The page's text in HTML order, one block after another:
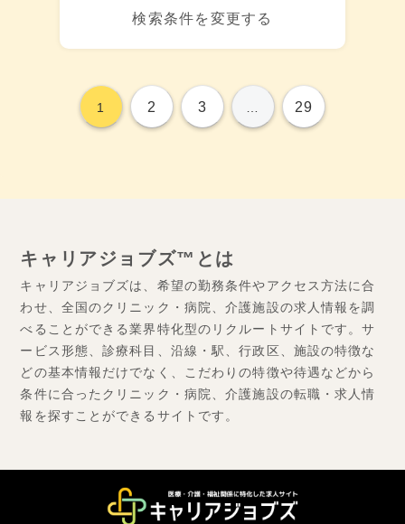
検索条件を変更する
1 2 3 29
キャリアジョブズ™とは
キャリアジョブズは、希望の勤務条件やアクセス方法に合
わせ、全国のクリニック・病院、介護施設の求人情報を調
べることができる業界特化型のリクルートサイトです。サ
ービス形態、診療科目、沿線・駅、行政区、施設の特徴な
どの基本情報だけでなく、こだわりの特徴や待遇などから
条件に合ったクリニック・病院、介護施設の転職・求人情
報を探すことができるサイトです。